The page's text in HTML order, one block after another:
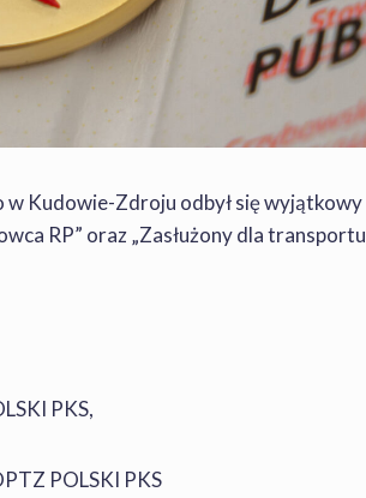
Kudowie-Zdroju odbył się wyjątkowy
RP” oraz „Zasłużony dla transportu
PKS,
POLSKI PKS